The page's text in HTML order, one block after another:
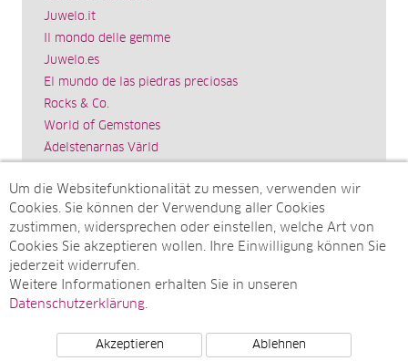
Juwelo.it
Il mondo delle gemme
Juwelo.es
El mundo de las piedras preciosas
Rocks & Co.
World of Gemstones
Ädelstenarnas Värld
Impressum
SITEMAP
Monatsarchive
Top-Artikel
Um die Websitefunktionalität zu messen, verwenden wir
Cookies. Sie können der Verwendung aller Cookies
zustimmen, widersprechen oder einstellen, welche Art von
Cookies Sie akzeptieren wollen. Ihre Einwilligung können Sie
jederzeit widerrufen.
Weitere Informationen erhalten Sie in unseren
Datenschutzerklärung.
Akzeptieren Ablehnen